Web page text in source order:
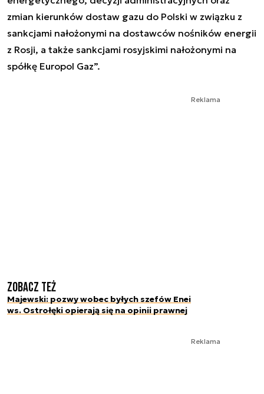
zmian kierunków dostaw gazu do Polski w związku z
sankcjami nałożonymi na dostawców nośników energii
z Rosji, a także sankcjami rosyjskimi nałożonymi na
spółkę Europol Gaz”.
Reklama
Zobacz też
Majewski: pozwy wobec byłych szefów Enei
ws. Ostrołęki opierają się na opinii prawnej
Reklama